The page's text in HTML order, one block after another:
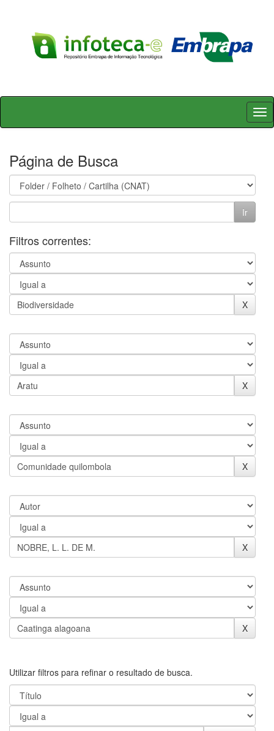
Skip
Página de Busca
Filtros correntes:
Utilizar filtros para refinar o resultado de busca.